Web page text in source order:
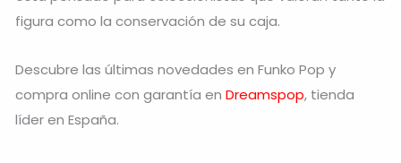
figura como la conservación de su caja.
Descubre las últimas novedades en Funko Pop y
compra online con garantía en Dreamspop, tienda
líder en España.